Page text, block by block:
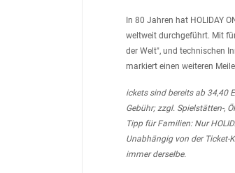
In 80 Jahren hat HOLIDAY
weltweit durchgeführt. Mit
der Welt", und technischen
markiert einen weiteren
ickets sind bereits ab 34,40
Gebühr; zzgl. Spielstätten-,
Tipp für Familien: Nur
Unabhängig von der Ticket-
immer derselbe.